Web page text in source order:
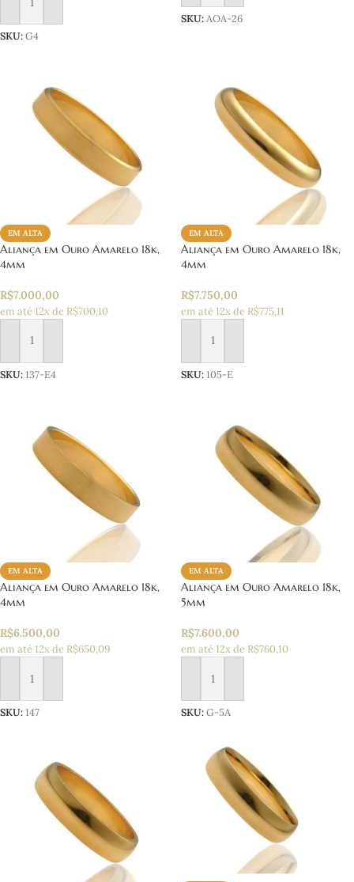
Adicionar ao carrinho
SKU:G4
SKU:AOA-26
EM ALTA
Aliança em Ouro Amarelo 18k,
4mm
R$7.000,00
em até 12x de R$700,10
Adicionar ao carrinho
SKU:137-E4
EM ALTA
Aliança em Ouro Amarelo 18k,
4mm
R$7.750,00
em até 12x de R$775,11
Adicionar ao carrinho
SKU:105-E
EM ALTA
Aliança em Ouro Amarelo 18k,
4mm
R$6.500,00
em até 12x de R$650,09
Adicionar ao carrinho
SKU:147
EM ALTA
Aliança em Ouro Amarelo 18k,
5mm
R$7.600,00
em até 12x de R$760,10
Adicionar ao carrinho
SKU:G-5A